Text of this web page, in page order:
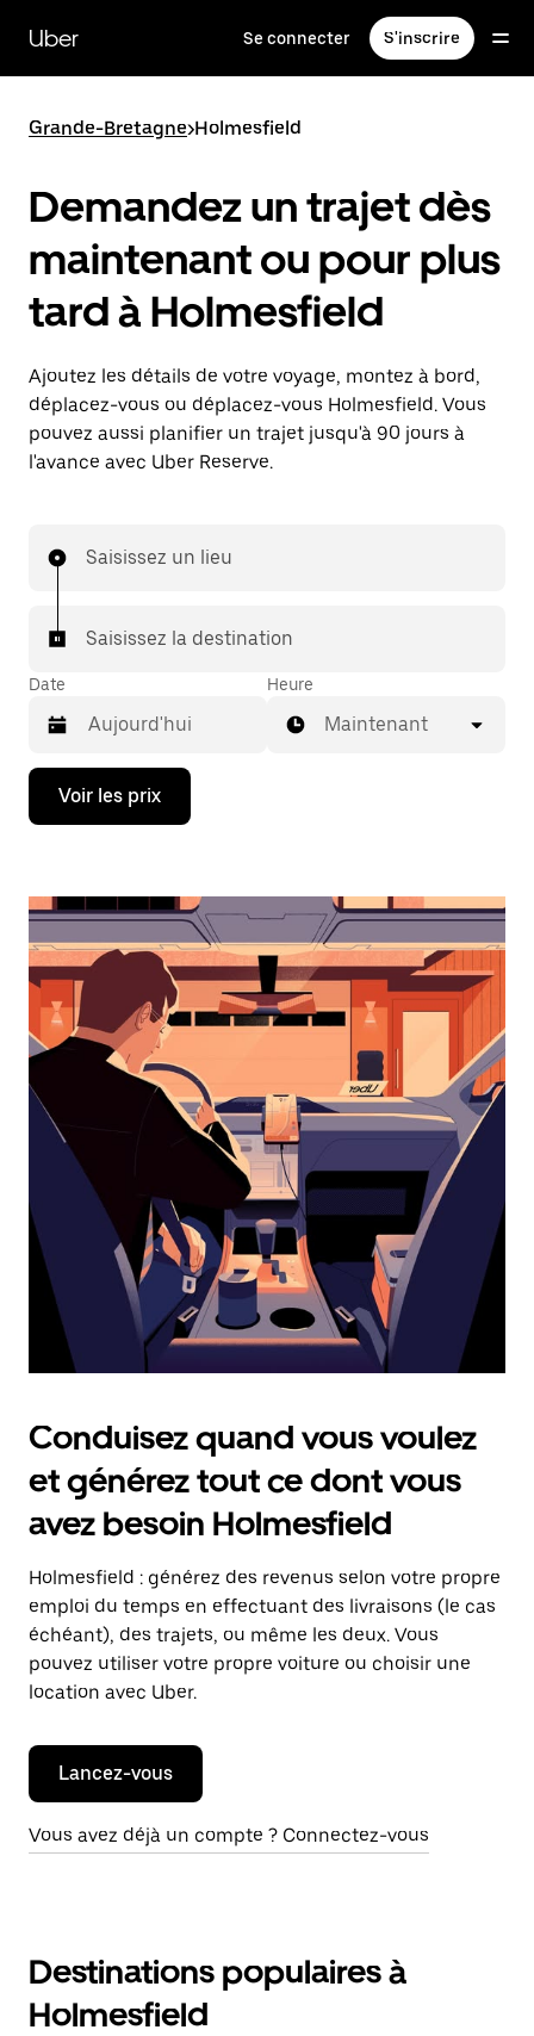
contenu
principal
Uber Se connecter S'inscrire
Grande-Bretagne>Holmesfield
Demandez un trajet dès
maintenant ou pour plus
tard à Holmesfield
Ajoutez les détails de votre voyage, montez à bord,
déplacez-vous ou déplacez-vous Holmesfield. Vous
pouvez aussi planifier un trajet jusqu'à 90 jours à
l'avance avec Uber Reserve.
Saisissez un lieu
Saisissez la destination
Date
Appuyez
la
bas
ouvrir
le
calendrier
sélectionner
une
date.
Appuyez
sur
touche
pour
fermer
le
calendrier.
Heure
Maintenant
Voir les prix
Conduisez quand vous voulez
et générez tout ce dont vous
avez besoin Holmesfield
Holmesfield : générez des revenus selon votre propre
emploi du temps en effectuant des livraisons (le cas
échéant), des trajets, ou même les deux. Vous
pouvez utiliser votre propre voiture ou choisir une
location avec Uber.
Lancez-vous
Vous avez déjà un compte ? Connectez-vous
Destinations populaires à
Holmesfield